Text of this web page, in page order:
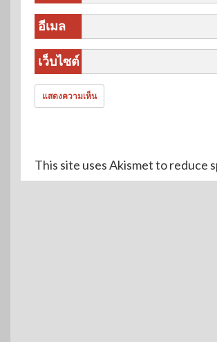
อีเมล
เว็บไซต์
This site uses Akismet to reduce